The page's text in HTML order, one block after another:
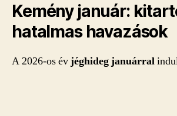
Kemény január:
hatalmas havazások
A 2026-os évjéghideg januárral